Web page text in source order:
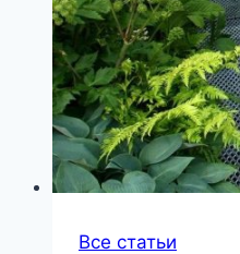
Все статьи